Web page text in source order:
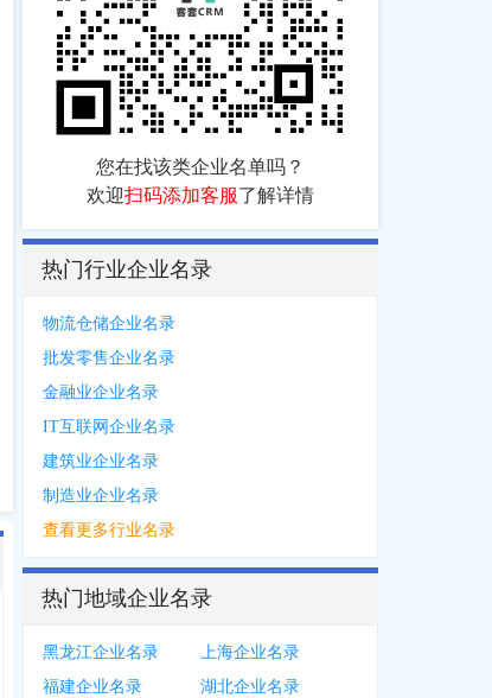
您在找该类企业名单吗？
欢迎扫码添加客服了解详情
热门行业企业名录
物流仓储企业名录
批发零售企业名录
金融业企业名录
IT互联网企业名录
建筑业企业名录
制造业企业名录
查看更多行业名录
热门地域企业名录
黑龙江企业名录
上海企业名录
福建企业名录
湖北企业名录